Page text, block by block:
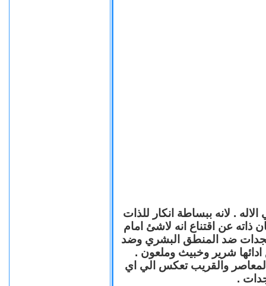
. لانه ببساطة انكار للذات
ذاته عن اقتناع انه لاشئ امام
ضد المنطق البشري وضد
ادائها شرير وخبيث وملعون .
المعاصر والقريب تعكس الي اي
.